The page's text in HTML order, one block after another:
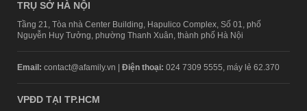
TRỤ SỞ HÀ NỘI
Tầng 21, Tòa nhà Center Building, Hapulico Complex, Số 01, phố
Nguyễn Huy Tưởng, phường Thanh Xuân, thành phố Hà Nội
Email: contact@afamily.vn | Điện thoại: 024 7309 5555, máy lẻ 62.370
VPĐD TẠI TP.HCM